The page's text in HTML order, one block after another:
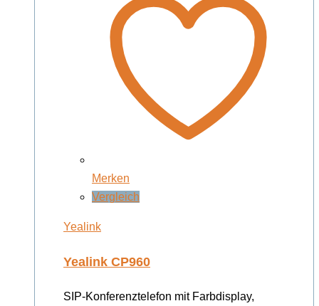
Merken
Vergleich
Yealink
Yealink CP960
SIP-Konferenztelefon mit Farbdisplay,